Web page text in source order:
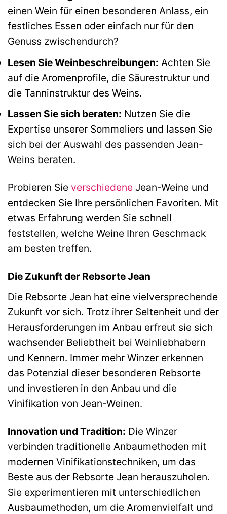
einen Wein für einen besonderen Anlass, ein
festliches Essen oder einfach nur für den
Genuss zwischendurch?
Lesen Sie Weinbeschreibungen: Achten Sie
auf die Aromenprofile, die Säurestruktur und
die Tanninstruktur des Weins.
Lassen Sie sich beraten: Nutzen Sie die
Expertise unserer Sommeliers und lassen Sie
sich bei der Auswahl des passenden Jean-
Weins beraten.
Probieren Sie verschiedene Jean-Weine und
entdecken Sie Ihre persönlichen Favoriten. Mit
etwas Erfahrung werden Sie schnell
feststellen, welche Weine Ihren Geschmack
am besten treffen.
Die Zukunft der Rebsorte Jean
Die Rebsorte Jean hat eine vielversprechende
Zukunft vor sich. Trotz ihrer Seltenheit und der
Herausforderungen im Anbau erfreut sie sich
wachsender Beliebtheit bei Weinliebhabern
und Kennern. Immer mehr Winzer erkennen
das Potenzial dieser besonderen Rebsorte
und investieren in den Anbau und die
Vinifikation von Jean-Weinen.
Innovation und Tradition: Die Winzer
verbinden traditionelle Anbaumethoden mit
modernen Vinifikationstechniken, um das
Beste aus der Rebsorte Jean herauszuholen.
Sie experimentieren mit unterschiedlichen
Ausbaumethoden, um die Aromenvielfalt und